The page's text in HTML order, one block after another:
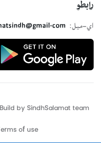
رابطو
اي-ميل:
by SindhSalamat
of use